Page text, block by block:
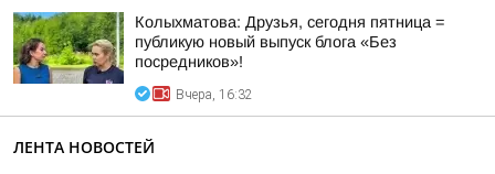
Колыхматова: Друзья, сегодня пятница =
публикую новый выпуск блога «Без
посредников»!
Вчера, 16:32
ЛЕНТА НОВОСТЕЙ